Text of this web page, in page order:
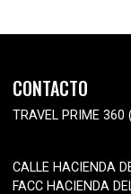
CONTACTO
TRAVEL PRIME 360
CALLE HACIENDA
FACC HACIENDA